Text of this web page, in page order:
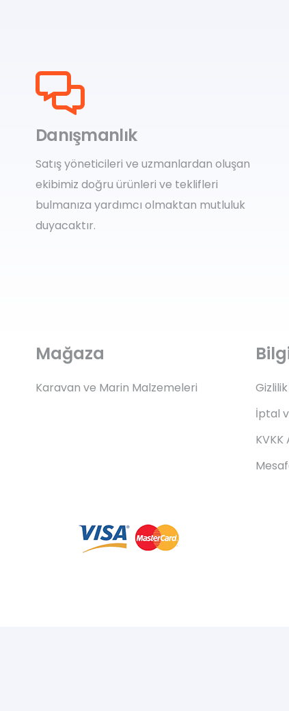
Danışmanlık
Satış yöneticileri ve uzmanlardan oluşan
ekibimiz doğru ürünleri ve teklifleri
bulmanıza yardımcı olmaktan mutluluk
duyacaktır.
Mağaza
Karavan ve Marin Malzemeleri
İptal